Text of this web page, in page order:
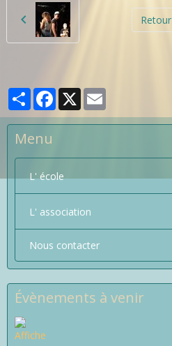
Retour
PartagerFacebook
X
Menu
L' école
L' association
Nous contacter
Évènements à venir